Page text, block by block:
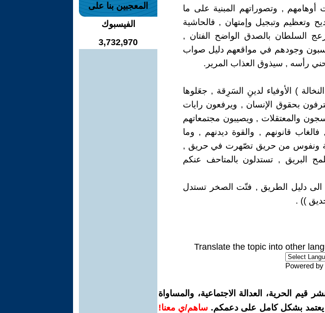
أوهامهم , وتصوراتهم المبنية على ما
وتعظيم وتبجيل وإمتهان , فالحاشية
السلطان بالصدق الواضح الفتان ,
وجودهم في مواقعهم دليل صواب
رأسه , سيذوق العذاب المرير.
) الأوفياء لدينِ السَرِقة , جعَلوها
بحقوق الإنسان , ويرفعون رايات
والمعتقلات , ويصيبون مجتمعاتهم
قانونهم , والقوة ديدنهم , وما
ونفوس من حريق تصّهرت في حريق ,
البريق , تستدلون بالمتاحف عنكم
الى دليل الطريق , فتّت الصخر تستدل
)) .
Translate the topic into other
Powered by
الحرية، العدالة الاجتماعية، والمساواة
يعتمد بشكل كامل على دعمكم. ساهم/ي معنا!
المعجبين بنا على
الفيسبوك
3,732,970